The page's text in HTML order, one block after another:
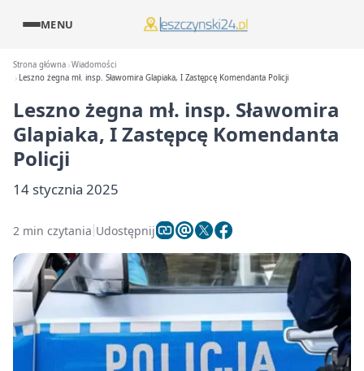
MENU
Strona główna Wiadomości
Leszno żegna mł. insp. Sławomira Glapiaka, I Zastępcę Komendanta Policji
Leszno żegna mł. insp. Sławomira
Glapiaka, I Zastępcę Komendanta
Policji
14 stycznia 2025
2 min czytania Udostępnij